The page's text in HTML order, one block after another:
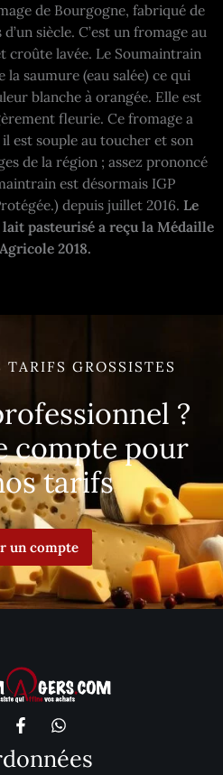
de Bourgogne, fabriqué de
siècle. C’est un fromage au
croûte lavée. Le Soumaintrain
saumure (eau salée) ce qui
blanche à orangée. Elle est
fleurie. Ce fromage a
est souple au toucher et son
de la région ; assez prononcé
est désormais IGP
depuis juillet 2016. Le
pasteurisé a reçu la Médaille
2018.
GROSSISTES
?
compte pour
tarifs
un compte